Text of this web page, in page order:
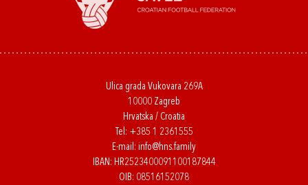
Ulica grada Vukovara 269A
10000 Zagreb
Hrvatska / Croatia
Tel: +385 1 2361555
E-mail: info@hns.family
IBAN: HR2523400091100187844
OIB: 08516152078